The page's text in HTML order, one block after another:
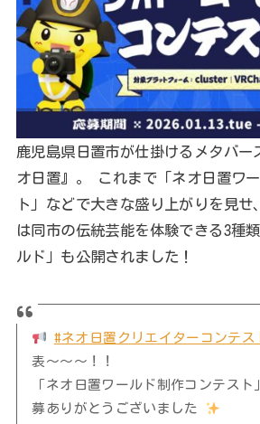
鹿児島県日置市が仕掛けるメタバー
オ日置』。 これまで「ネオ日置ワ
ト」などで大きな盛り上がりを見せ
は同市の伝統芸能を体験できる3種
ルド」も公開されました！
#ネオ日置クリエイターコンテス
表〜〜〜！！
「ネオ日置ワールド制作コンテスト
募ありがとうございました